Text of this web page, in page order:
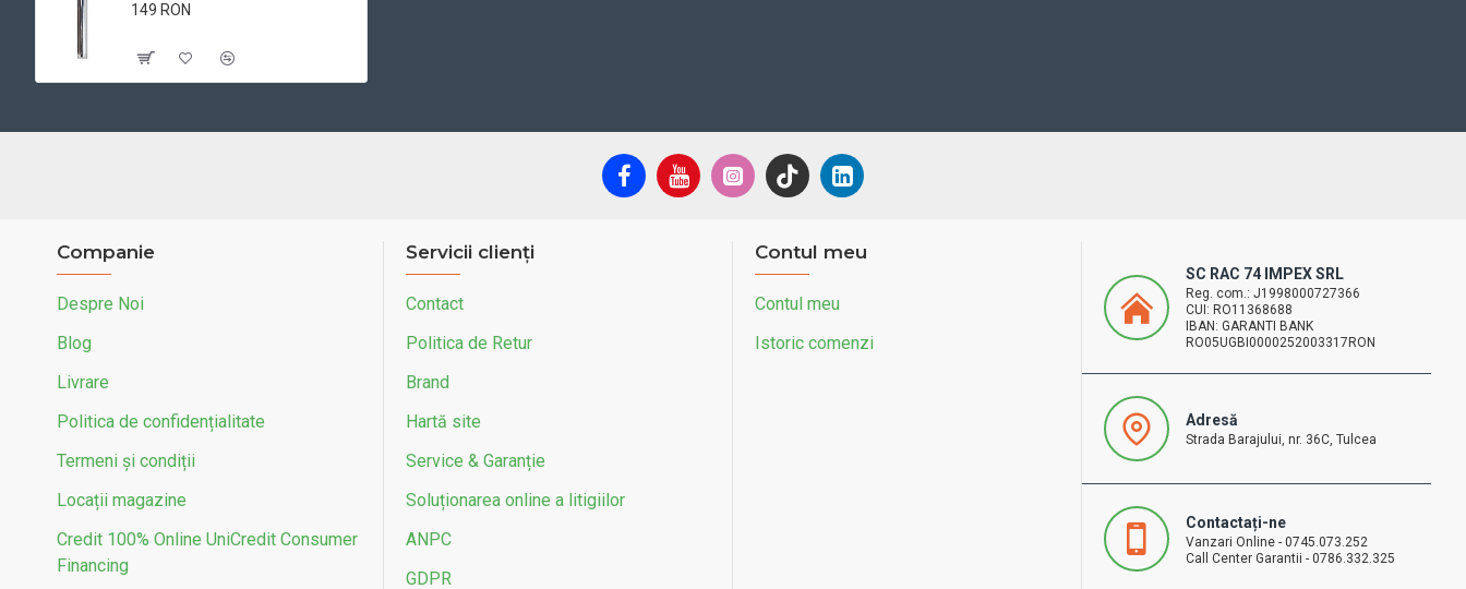
149 RON
Companie
Despre Noi
Blog
Livrare
Politica de confidențialitate
Termeni și condiții
Locații magazine
Credit 100% Online UniCredit Consumer
Financing
Servicii clienți
Contact
Politica de Retur
Brand
Hartă site
Service & Garanție
Soluționarea online a litigiilor
ANPC
GDPR
Contul meu
Contul meu
Istoric comenzi
SC RAC 74 IMPEX SRL
Reg. com.: J1998000727366
CUI: RO11368688
IBAN: GARANTI BANK
RO05UGBI0000252003317RON
Adresă
Strada Barajului, nr. 36C, Tulcea
Contactați-ne
Vanzari Online - 0745.073.252
Call Center Garantii - 0786.332.325